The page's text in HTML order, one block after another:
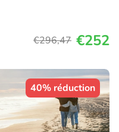
€296,47 €252
40% réduction